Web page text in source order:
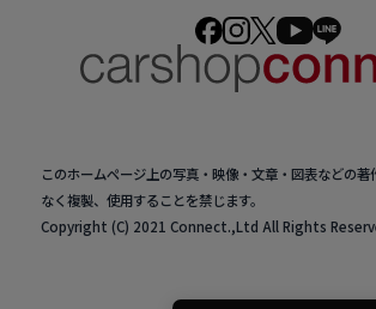
このホームページ上の写真・映像・文章・図表などの
なく複製、使用することを禁じます。
Copyright (C) 2021 Connect.,Ltd All Rights